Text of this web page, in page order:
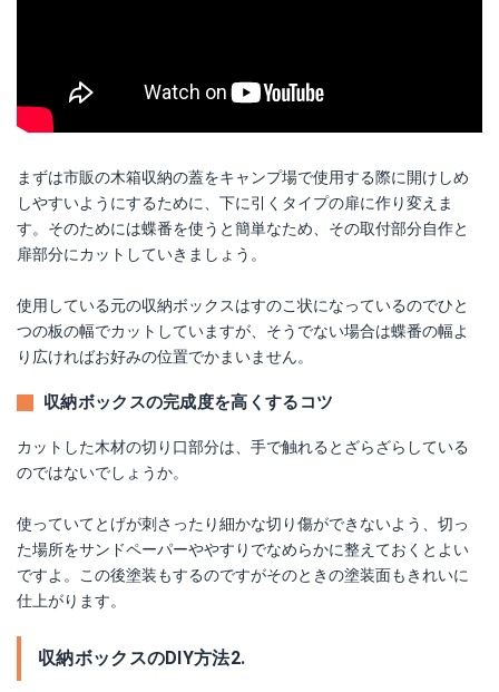
まずは市販の木箱収納の蓋をキャンプ場で使用する際に開けしめ
しやすいようにするために、下に引くタイプの扉に作り変えま
す。そのためには蝶番を使うと簡単なため、その取付部分自作と
扉部分にカットしていきましょう。
使用している元の収納ボックスはすのこ状になっているのでひと
つの板の幅でカットしていますが、そうでない場合は蝶番の幅よ
り広ければお好みの位置でかまいません。
収納ボックスの完成度を高くするコツ
カットした木材の切り口部分は、手で触れるとざらざらしている
のではないでしょうか。
使っていてとげが刺さったり細かな切り傷ができないよう、切っ
た場所をサンドペーパーややすりでなめらかに整えておくとよい
ですよ。この後塗装もするのですがそのときの塗装面もきれいに
仕上がります。
収納ボックスのDIY方法2.